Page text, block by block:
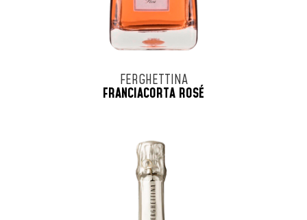
FERGHETTINA
FRANCIACORTA ROSÉ